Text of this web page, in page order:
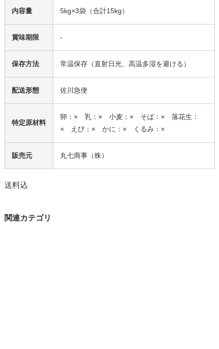
内容量 5kg×3袋（合計15kg）
賞味期限 -
保存方法 常温保存（直射日光、高温多湿を避ける）
配送形態 佐川急便
特定原材料
卵：× 乳：× 小麦：× そば：× 落花生：
× えび：× かに：× くるみ：×
販売元 丸七商事（株）
送料込